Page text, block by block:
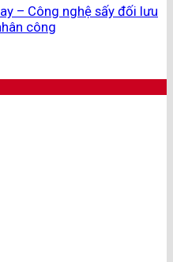
– Công nghệ sấy đối lưu
công